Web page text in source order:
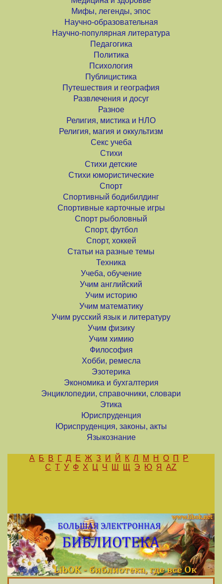
Мифы, легенды, эпос
Научно-образовательная
Научно-популярная литература
Педагогика
Политика
Психология
Публицистика
Путешествия и география
Развлечения и досуг
Разное
Религия, мистика и НЛО
Религия, магия и оккультизм
Секс учеба
Стихи
Стихи детские
Стихи юмористические
Спорт
Спортивный бодибилдинг
Спортивные карточные игры
Спорт рыболовный
Спорт, футбол
Спорт, хоккей
Статьи на разные темы
Техника
Учеба, обучение
Учим английский
Учим историю
Учим математику
Учим русский язык и литературу
Учим физику
Учим химию
Философия
Хобби, ремесла
Эзотерика
Экономика и бухгалтерия
Энциклопедии, справочники, словари
Этика
Юриспруденция
Юриспруденция, законы, акты
Языкознание
А Б В Г Д Е Ж З И Й К Л М Н О П
Р
С Т У Ф Х Ц Ч Ш Щ Э Ю Я AZ